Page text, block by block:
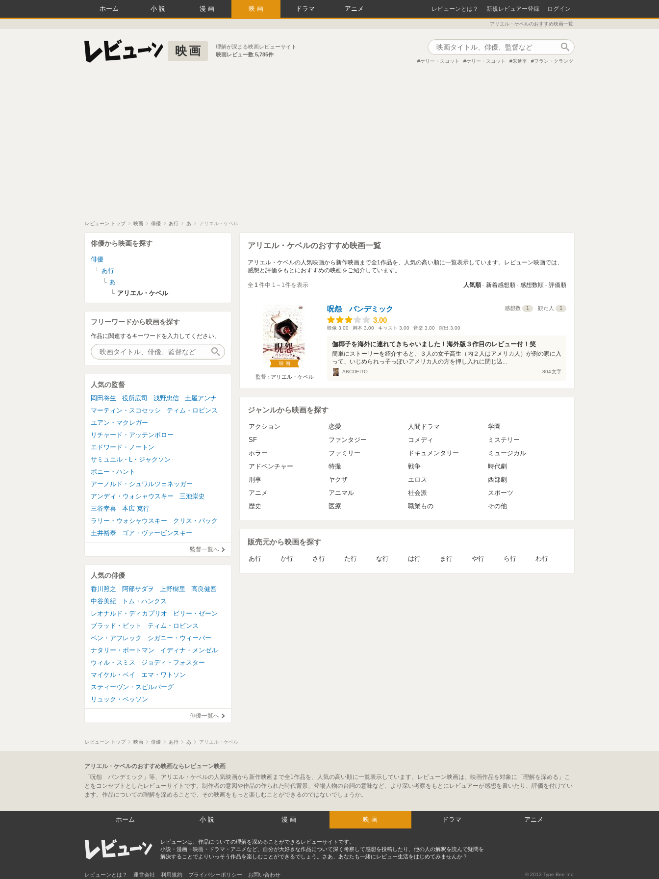
ホーム 小説 漫画 映画 ドラマ アニメ レビューンとは？ 新規レビュアー登録 ログイン
アリエル・ケベルのおすすめ映画一覧
映画
理解が深まる映画レビューサイト
映画レビュー数 5,785件
ケリー・スコット ケリー・スコット 朱延平 フラン・クランツ
レビューン トップ 映画 俳優 あ行 あ アリエル・ケベル
アリエル・ケベルのおすすめ映画一覧
アリエル・ケベルの人気映画から新作映画まで全1作品を、人気の高い順に一覧表示しています。レビューン映画では、
感想と評価をもとにおすすめの映画をご紹介しています。
全 1件中 1～1件を表示 人気順 新着感想順 感想数順 評価順
映画
監督 アリエル・ケベル
呪怨 パンデミック 感想数 1 観た人 1
3.00
3.00
映像 3.00 脚本 3.00 キャスト 3.00 音楽 3.00 演出 3.00
伽椰子を海外に連れてきちゃいました！海外版３作目のレビュー付！笑
簡単にストーリーを紹介すると、３人の女子高生（内２人はアメリカ人）が例の家に入
って、いじめられっ子っぽいアメリカ人の方を押し入れに閉じ込...
ABCDEITO 804文字
ジャンルから映画を探す
アクション 恋愛 人間ドラマ
学園
SF
ファンタジー コメディ
ミステリー
ホラー
ファミリー ドキュメンタリー
ミュージカル
アドベンチャー
特撮 戦争
時代劇
刑事
ヤクザ エロス
西部劇
アニメ
アニマル 社会派
スポーツ
歴史
医療 職業もの その他
販売元から映画を探す
あ行 か行 さ行 た行 な行 は行 ま行 や行 ら行 わ行
俳優から映画を探す
俳優
あ行
あ
アリエル・ケベル
フリーワードから映画を探す
作品に関連するキーワードを入力してください。
人気の監督
岡田将生 役所広司 浅野忠信
土屋アンナ
マーティン・スコセッシ
ティム・ロビンス
ユアン・マクレガー
リチャード・アッテンボロー
エドワード・ノートン
サミュエル・L・ジャクソン
ボニー・ハント
アーノルド・シュワルツェネッガー
アンディ・ウォシャウスキー
三池崇史
三谷幸喜
本広 克行
ラリー・ウォシャウスキー
クリス・バック
土井裕泰
ゴア・ヴァービンスキー
監督一覧へ
人気の俳優
香川照之 阿部サダヲ 上野樹里
高良健吾
中谷美紀
トム・ハンクス
レオナルド・ディカプリオ
ビリー・ゼーン
ブラッド・ピット
ティム・ロビンス
ベン・アフレック
シガニー・ウィーバー
ナタリー・ポートマン
イディナ・メンゼル
ウィル・スミス
ジョディ・フォスター
マイケル・ベイ
エマ・ワトソン
スティーヴン・スピルバーグ
リュック・ベッソン
俳優一覧へ
レビューン トップ 映画 俳優 あ行 あ アリエル・ケベル
アリエル・ケベルのおすすめ映画ならレビューン映画
「呪怨 パンデミック」等、アリエル・ケベルの人気映画から新作映画まで全1作品を、人気の高い順に一覧表示しています。レビューン映画は、映画作品を対象に「理解を深める」こ
とをコンセプトとしたレビューサイトです。制作者の意図や作品の作られた時代背景、登場人物の台詞の意味など、より深い考察をもとにレビュアーが感想を書いたり、評価を付けてい
ます。作品についての理解を深めることで、その映画をもっと楽しむことができるのではないでしょうか。
ホーム 小説 漫画 映画 ドラマ アニメ
レビューンは、作品についての理解を深めることができるレビューサイトです。
小説・漫画・映画・ドラマ・アニメなど、自分が大好きな作品について深く考察して感想を投稿したり、他の人の解釈を読んで疑問を
解決することでよりいっそう作品を楽しむことができるでしょう。さあ、あなたも一緒にレビュー生活をはじめてみませんか？
レビューンとは？ 運営会社 利用規約 プライバシーポリシー お問い合わせ © 2013 Type Bee Inc.